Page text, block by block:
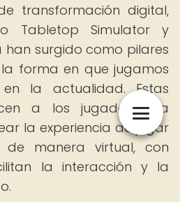
transformación digital,
Tabletop Simulator y
han surgido como pilares
forma en que jugamos
la actualidad. Estas
a los jugadores la
la experiencia de jugar
de manera virtual, con
la interacción y la